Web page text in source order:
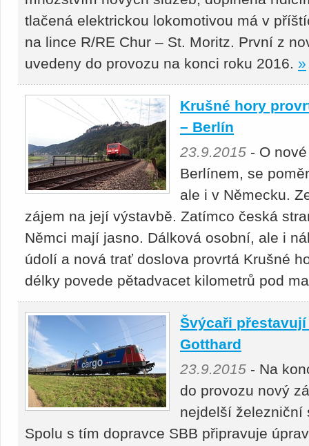
tlačená elektrickou lokomotivou má v
na lince R/RE Chur – St. Moritz. První z
uvedeny do provozu na konci roku 2016. »
Krušné hory
– Berlín
23.9.2015 - O
Berlínem, se
ale i v Německu.
zájem na její výstavbě. Zatímco česká
Němci mají jasno. Dálková osobní, ale i
údolí a nová trať doslova provrtá Krušné
délky povede pětadvacet kilometrů pod
Švýcaři
Gotthard
23.9.2015 - Na
do provozu nový
nejdelší železniční
Spolu s tím dopravce SBB připravuje